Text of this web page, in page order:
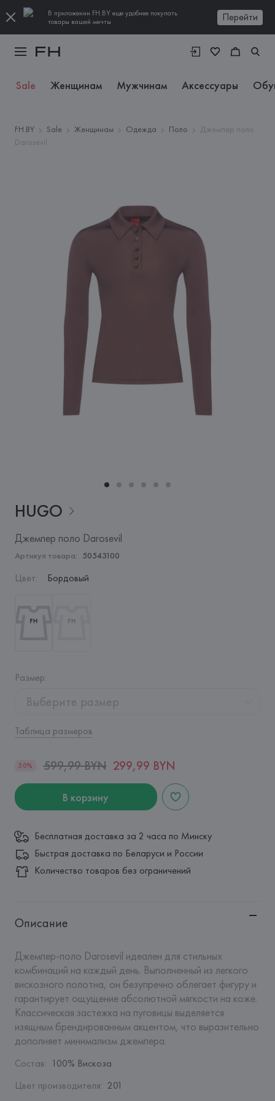
В приложении FH.BY еще удобнее покупать
товары вашей мечты
Перейти
Sale Женщинам Мужчинам Аксессуары
FH.BY Sale Женщинам Одежда Поло
Джемпер поло
Darosevil
HUGO
Джемпер поло Darosevil
Артикул товара: 50543100
Цвет: Бордовый
Размер:
Выберите размер
Таблица размеров
50% 599,99 BYN 299,99 BYN
В корзину
Бесплатная доставка за 2 часа по Минску
Быстрая доставка по Беларуси и России
Количество товаров без ограничений
Описание
Джемпер-поло Darosevil идеален для стильных
комбинаций на каждый день. Выполненный из легкого
вискозного полотна, он безупречно облегает фигуру и
гарантирует ощущение абсолютной мягкости на коже.
Классическая застежка на пуговицы выделяется
изящным брендированным акцентом, что выразительно
дополняет минимализм джемпера.
Состав: 100% Вискоза
Цвет производителя: 201